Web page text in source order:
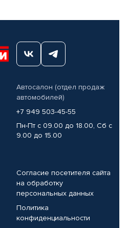
Автосалон (отдел продаж
автомобилей)
+7 949 503-45-55
Пн-Пт с 09.00 до 18.00, Сб с
9.00 до 15.00
Согласие посетителя сайта
на обработку
персональных данных
Политика
конфиденциальности